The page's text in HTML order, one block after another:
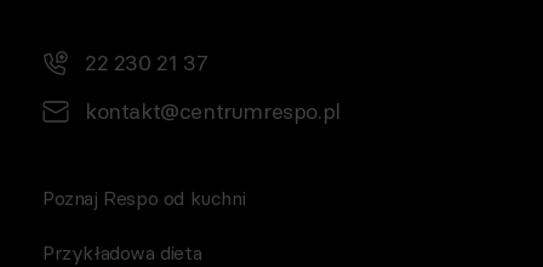
22 230 21 37
kontakt@centrumrespo.pl
Poznaj Respo od kuchni
Przykładowa dieta